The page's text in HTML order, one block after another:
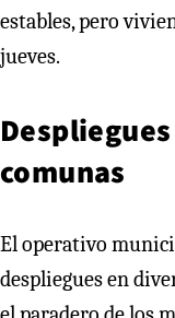
estables, pero
jueves.
comunas
El operativo
despliegues en